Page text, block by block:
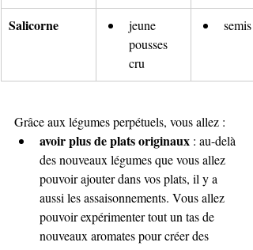
Salicorne
jeune
pousses
cru
semis
Grâce aux légumes perpétuels, vous allez :
avoir plus de plats originaux : au-delà
des nouveaux légumes que vous allez
pouvoir ajouter dans vos plats, il y a
aussi les assaisonnements. Vous allez
pouvoir expérimenter tout un tas de
nouveaux aromates pour créer des